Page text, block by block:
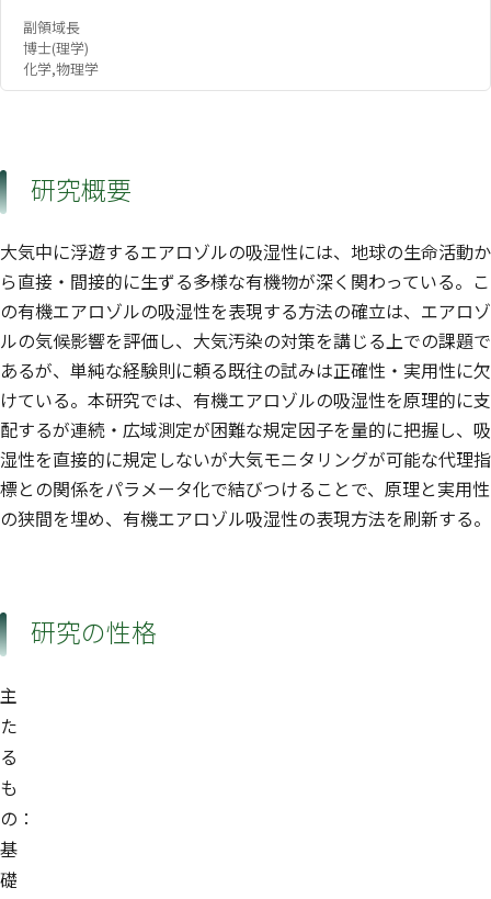
副領域長
博士(理学)
化学,物理学
研究概要
大気中に浮遊するエアロゾルの吸湿性には、地球の生命活動か
ら直接・間接的に生ずる多様な有機物が深く関わっている。こ
の有機エアロゾルの吸湿性を表現する方法の確立は、エアロゾ
ルの気候影響を評価し、大気汚染の対策を講じる上での課題で
あるが、単純な経験則に頼る既往の試みは正確性・実用性に欠
けている。本研究では、有機エアロゾルの吸湿性を原理的に支
配するが連続・広域測定が困難な規定因子を量的に把握し、吸
湿性を直接的に規定しないが大気モニタリングが可能な代理指
標との関係をパラメータ化で結びつけることで、原理と実用性
の狭間を埋め、有機エアロゾル吸湿性の表現方法を刷新する。
研究の性格
主
た
る
も
の：
基
礎